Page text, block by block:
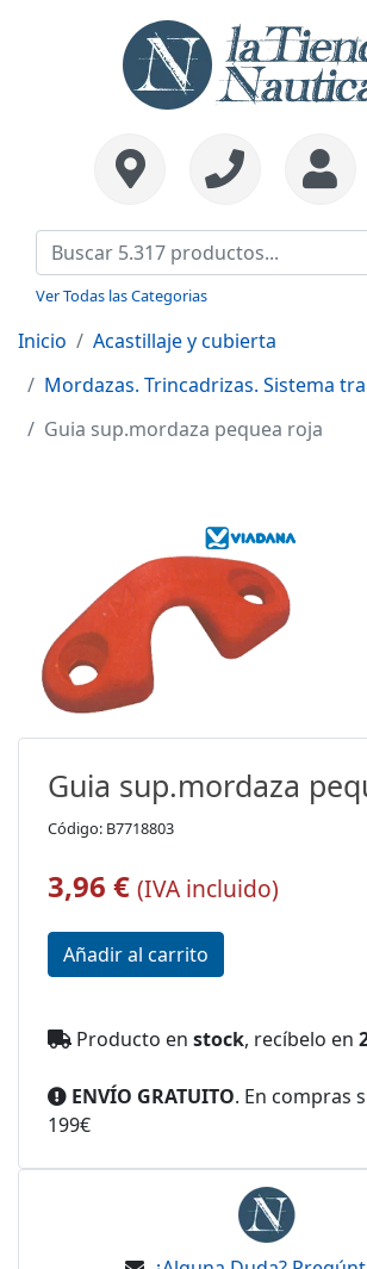
Ver Todas las Categorias
Inicio
Acastillaje y cubierta
Mordazas. Trincadrizas. Sistema
Guia sup.mordaza pequea roja
Guia sup.mordaza
Código: B7718803
3,96 € (IVA incluido)
Producto en stock, recíbelo en
ENVÍO GRATUITO. En compras
199€